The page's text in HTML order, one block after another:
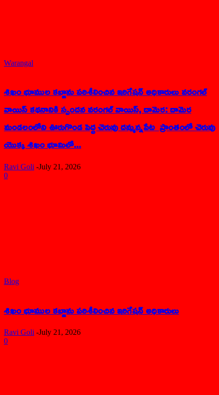
Warangal
శిఖం భూముల కబ్జాను పరిశీలించిన ఇరిగేషన్ అధికారులు వరంగల్
వాయిస్ కథనానికి స్పందన వరంగల్ వాయిస్, దామెర: దామెర
మండలంలోని ఊరుగొండ పెద్ద చెరువు దమ్మన్నపేట ప్రాంతంలో చెరువు
యొక్క శిఖం భూమిలో...
Ravi Goli -July 21, 2026
0
Blog
శిఖం భూముల కబ్జాను పరిశీలించిన ఇరిగేషన్ అధికారులు
Ravi Goli -July 21, 2026
0